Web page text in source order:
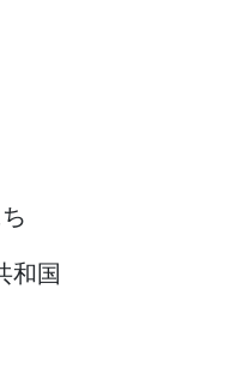
和国